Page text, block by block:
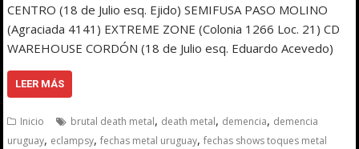
CENTRO (18 de Julio esq. Ejido) SEMIFUSA PASO MOLINO
(Agraciada 4141) EXTREME ZONE (Colonia 1266 Loc. 21) CD
WAREHOUSE CORDÓN (18 de Julio esq. Eduardo Acevedo)
LEER MÁS
Inicio brutal death metal, death metal, demencia, demencia
uruguay, eclampsy,fechas metal uruguay,fechas shows toques metal